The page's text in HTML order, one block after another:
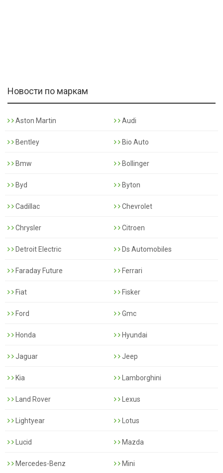
Новости по маркам
Aston Martin Audi
Bentley Bio Auto
Bmw Bollinger
Byd Byton
Cadillac Chevrolet
Chrysler Citroen
Detroit Electric Ds Automobiles
Faraday Future Ferrari
Fiat Fisker
Ford Gmc
Honda Hyundai
Jaguar Jeep
Kia Lamborghini
Land Rover Lexus
Lightyear Lotus
Lucid Mazda
Mercedes-Benz Mini